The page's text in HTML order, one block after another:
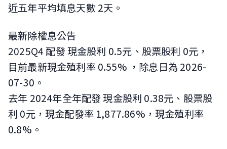
近五年平均填息天數 2天。
最新除權息公告
2025Q4 配發 現金股利 0.5元、股票股利 0元，
目前最新現金殖利率 0.55% ，除息日為 2026-
07-30 。
去年 2024年全年配發 現金股利 0.38元、股票股
利 0元，現金配發率 1,877.86%，現金殖利率
0.8%。